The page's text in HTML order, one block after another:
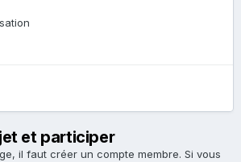
et participer
il faut créer un compte membre. Si vous